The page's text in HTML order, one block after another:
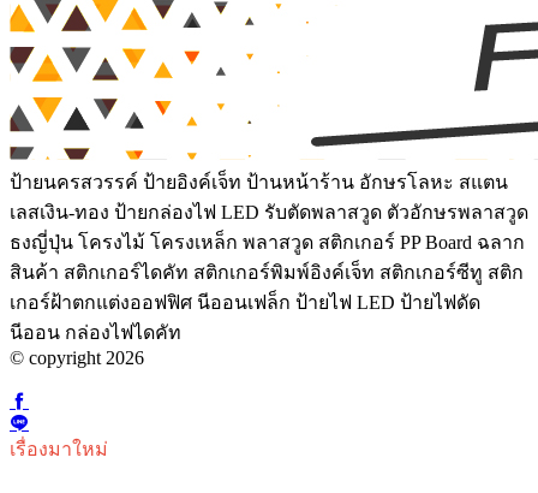
ป้ายนครสวรรค์ ป้ายอิงค์เจ็ท ป้านหน้าร้าน อักษรโลหะ สแตน
เลสเงิน-ทอง ป้ายกล่องไฟ LED รับตัดพลาสวูด ตัวอักษรพลาสวูด
ธงญี่ปุ่น โครงไม้ โครงเหล็ก พลาสวูด สติกเกอร์ PP Board ฉลาก
สินค้า สติกเกอร์ไดคัท สติกเกอร์พิมพ์อิงค์เจ็ท สติกเกอร์ซีทู สติก
เกอร์ฝ้าตกแต่งออฟฟิศ นีออนเฟล็ก ป้ายไฟ LED ป้ายไฟดัด
นีออน กล่องไฟไดคัท
© copyright 2026
เรื่องมาใหม่